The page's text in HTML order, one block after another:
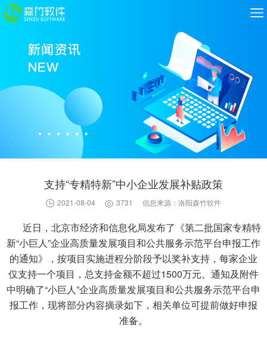
支持“专精特新”中小企业发展补贴政策
2021-08-04 3731 信息来源：洛阳森竹软件
近日，北京市经济和信息化局发布了《第二批国家专精特
新“小巨人”企业高质量发展项目和公共服务示范平台申报工作
的通知》， 按项目实施进程分阶段予以奖补支持，每家企业
仅支持一个项目，总支持金额不超过1500万元。 通知及附件
中明确了“小巨人”企业高质量发展项目和公共服务示范平台申
报工作，现将部分内容摘录如下，相关单位可提前做好申报
准备。